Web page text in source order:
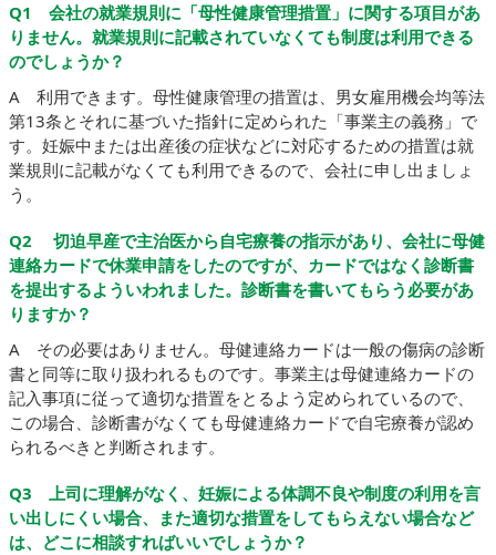
Q1 会社の就業規則に「母性健康管理措置」に関する項目があ
りません。就業規則に記載されていなくても制度は利用できる
のでしょうか？
A 利用できます。母性健康管理の措置は、男女雇用機会均等法
第13条とそれに基づいた指針に定められた「事業主の義務」で
す。妊娠中または出産後の症状などに対応するための措置は就
業規則に記載がなくても利用できるので、会社に申し出ましょ
う。
Q2 切迫早産で主治医から自宅療養の指示があり、会社に母健
連絡カードで休業申請をしたのですが、カードではなく診断書
を提出するよういわれました。診断書を書いてもらう必要があ
りますか？
A その必要はありません。母健連絡カードは一般の傷病の診断
書と同等に取り扱われるものです。事業主は母健連絡カードの
記入事項に従って適切な措置をとるよう定められているので、
この場合、診断書がなくても母健連絡カードで自宅療養が認め
られるべきと判断されます。
Q3 上司に理解がなく、妊娠による体調不良や制度の利用を言
い出しにくい場合、また適切な措置をしてもらえない場合など
は、どこに相談すればいいでしょうか？